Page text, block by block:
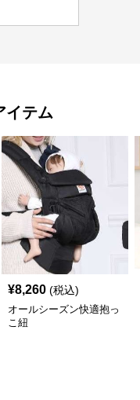
イテム
¥8,260 (税込)
オールシーズン快適抱っ
こ紐